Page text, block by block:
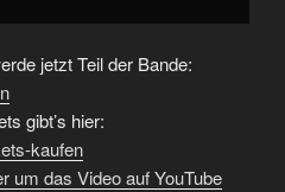
jetzt Teil der Bande:
gibt’s hier:
kaufen
um das Video auf YouTube